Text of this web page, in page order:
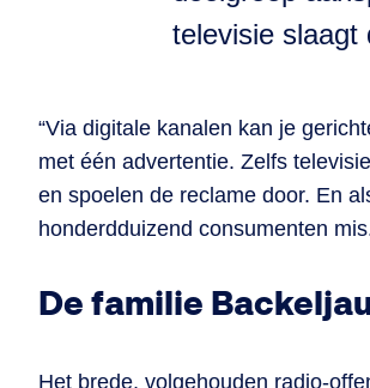
televisie slaagt
“Via digitale kanalen kan je
met één advertentie. Zelfs
en spoelen de reclame door. En
honderdduizend consumenten
De familie
Het brede, volgehouden radio-